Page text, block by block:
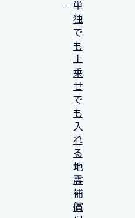
単
独
で
も
上
乗
せ
で
も
入
れ
る
地
震
補
償